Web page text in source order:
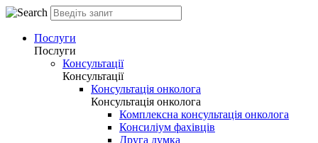
Послуги
Послуги
Консультації
Консультації
Консультація онколога
Консультація онколога
Комплексна консультація онколога
Консиліум фахівців
Друга думка